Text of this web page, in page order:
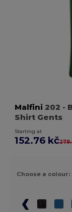
Malfini 202 -
Shirt Gents
Starting at
152.76 kč
Choose a colour: